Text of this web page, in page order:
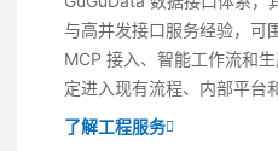
与高并发接口服务经验，可
MCP 接入、智能工作流和
定进入现有流程、内部平台
了解工程服务